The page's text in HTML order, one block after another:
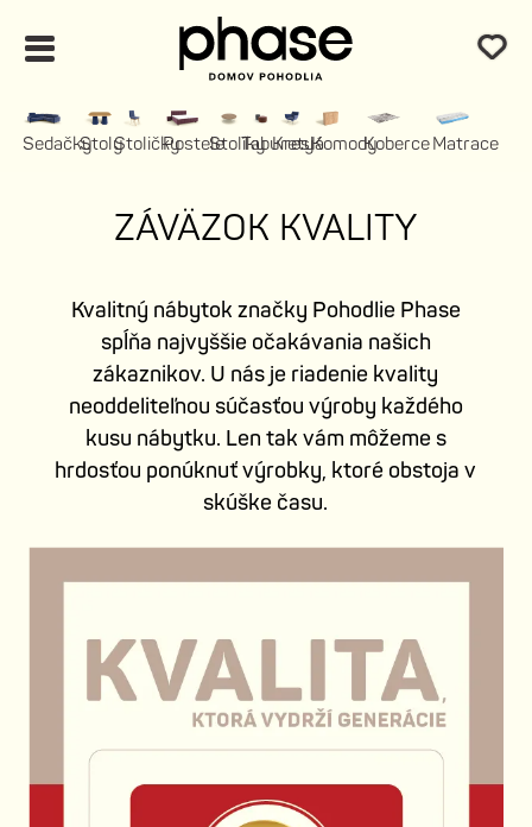
SedačkyStolyStoličkyPosteleStolíkyTaburety
KresláKomodyKoberceMatrace
ZÁVÄZOK KVALITY
Kvalitný nábytok značky Pohodlie Phase
spĺňa najvyššie očakávania našich
zákaznikov. U nás je riadenie kvality
neoddeliteľnou súčasťou výroby každého
kusu nábytku. Len tak vám môžeme s
hrdosťou ponúknuť výrobky, ktoré obstoja v
skúške času.